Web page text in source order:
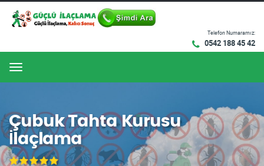
Telefon Numaramız:
0542 188 45 42
Menu
Çubuk Tahta Kurusu
İlaçlama